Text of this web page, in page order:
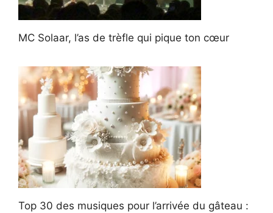
MC Solaar, l’as de trèfle qui pique ton cœur
Top 30 des musiques pour l’arrivée du gâteau :